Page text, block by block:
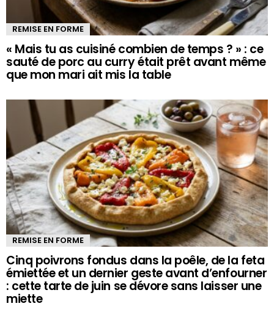
REMISE EN FORME
« Mais tu as cuisiné combien de temps ? » : ce
sauté de porc au curry était prêt avant même
que mon mari ait mis la table
REMISE EN FORME
Cinq poivrons fondus dans la poêle, de la feta
émiettée et un dernier geste avant d’enfourner
: cette tarte de juin se dévore sans laisser une
miette